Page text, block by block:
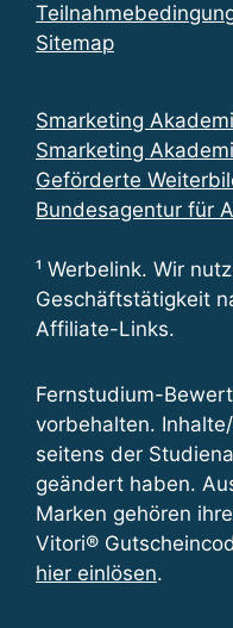
Sitemap
Smarketing
Smarketing
Geförderte
Bundesagentur für
¹ Werbelink. Wir
Geschäftstätigkeit
Affiliate-Links.
Fernstudium-
vorbehalten.
seitens der
geändert haben.
Marken gehören
Vitori®
hier einlösen.